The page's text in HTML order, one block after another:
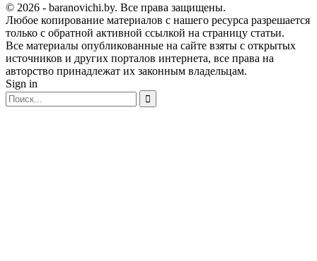
© 2026 - baranovichi.by. Все права защищены.
Любое копирование материалов с нашего ресурса разрешается
только с обратной активной ссылкой на страницу статьи.
Все материалы опубликованные на сайте взяты с открытых
источников и других порталов интернета, все права на
авторство принадлежат их законным владельцам.
Sign in